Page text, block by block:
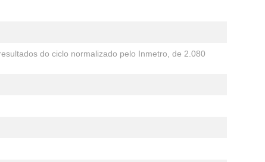
do ciclo normalizado pelo Inmetro, de 2.080